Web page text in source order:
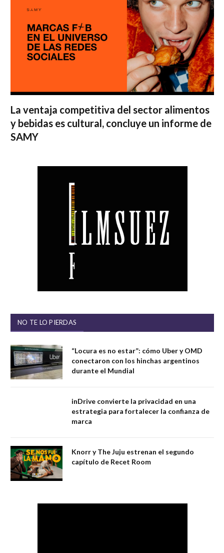
La ventaja competitiva del sector alimentos
y bebidas es cultural, concluye un informe de
SAMY
NO TE LO PIERDAS
“Locura es no estar”: cómo Uber y OMD
conectaron con los hinchas argentinos
durante el Mundial
inDrive convierte la privacidad en una
estrategia para fortalecer la confianza de
marca
Knorr y The Juju estrenan el segundo
capítulo de Recet Room